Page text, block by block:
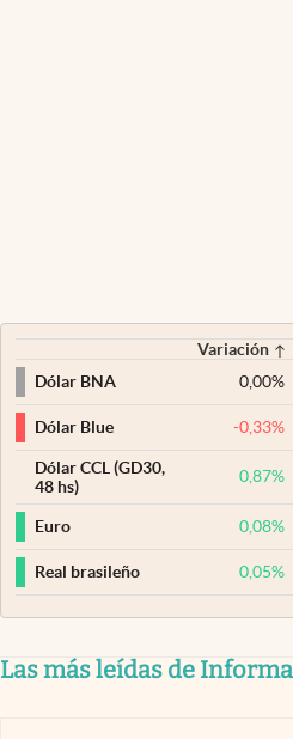
Variación
Dólar BNA
0,00%
Dólar Blue -0,33%
Dólar CCL (GD30,
48 hs)
0,87%
Euro 0,08%
Real brasileño 0,05%
Las más leídas de